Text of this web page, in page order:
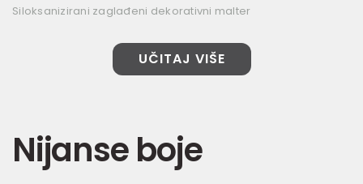
Siloksanizirani zaglađeni dekorativni malter
UČITAJ VIŠE
Nijanse boje